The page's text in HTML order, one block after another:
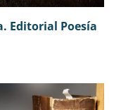
Editorial Poesía